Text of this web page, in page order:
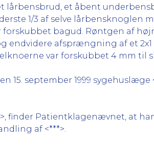
lårbensbrud, et åbent
1/3 af selve
forskubbet bagud. Røntgen af
endvidere afsprængning af et
var forskubbet 4 mm til
15. september 1999
finder Patientklagenævnet, at
af <***>.